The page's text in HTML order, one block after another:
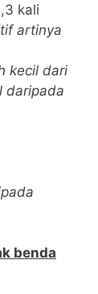
kali
artinya
kecil dari
daripada
benda